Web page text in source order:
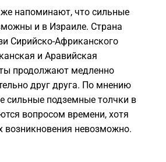
напоминают, что сильные
и в Израиле. Страна
Сирийско-Африканского
и Аравийская
продолжают медленно
друг друга. По мнению
сильные подземные толчки в
вопросом времени, хотя
возникновения невозможно.